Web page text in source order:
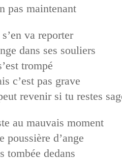
pas maintenant
va reporter
dans ses souliers
trompé
c’est pas grave
revenir si tu restes
au mauvais moment
poussière d’ange
tombée dedans